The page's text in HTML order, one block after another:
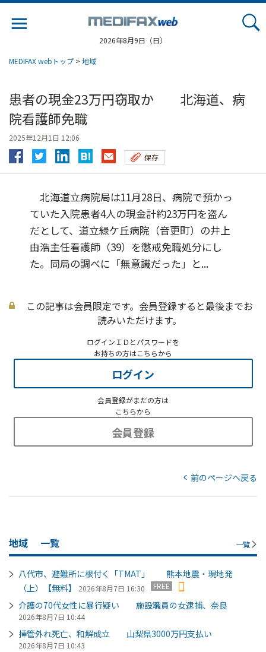
2026年8月9日（日）
MEDIFAX webトップ > 地域
患者の現金23万円窃取か 北海道、病
院看護師免職
2025年12月1日 12:06
保存
北海道立病院局は11月28日、病院で預かっ
ていた入院患者4人の現金計約23万円を盗ん
だとして、道立緑ケ丘病院（音更町）の井上
由浩主任看護師（39）を懲戒免職処分にし
た。同局の調べに「無意識だった」と...
この記事は会員限定です。会員登録すると最後までお
読みいただけます。
ログインＩＤとパスワードを
お持ちの方はこちらから
ログイン
会員登録がまだの方は
こちらから
会員登録
前のページへ戻る
地域 一覧 一覧
八代市、避難所に根付く「TMAT」 熊本地震・現地発
（上）【無料】
2026年8月7日 16:30 FREE
介護の70代女性に暴行疑い 施設職員の女逮捕、奈良
2026年8月7日 10:44
挿管外れ死亡、和解成立 山梨県3000万円支払い
2026年8月7日 10:43